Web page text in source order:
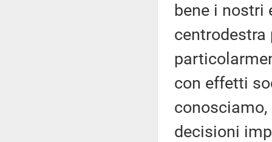
bene i nostri
centrodestra
con effetti
decisioni